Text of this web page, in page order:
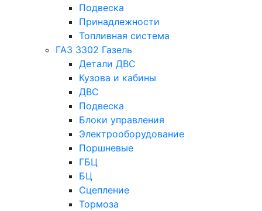
Подвеска
Принадлежности
Топливная система
ГАЗ 3302 Газель
Детали ДВС
Кузова и кабины
ДВС
Подвеска
Блоки управления
Электрооборудование
Поршневые
ГБЦ
БЦ
Сцепление
Тормоза